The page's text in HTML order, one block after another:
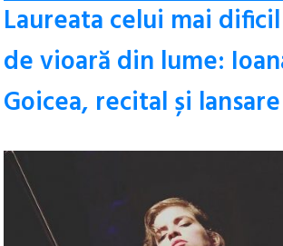
Laureata celui mai
de vioară din lume:
Goicea, recital și